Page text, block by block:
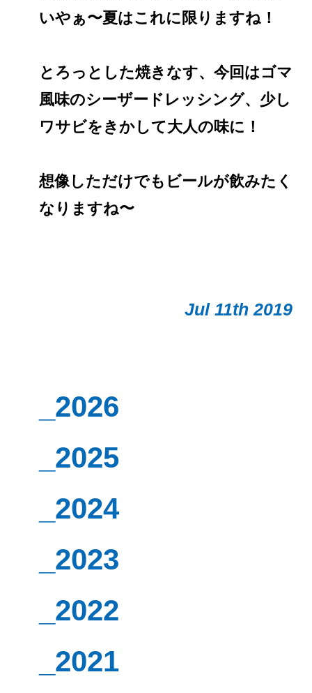
いやぁ〜夏はこれに限りますね！
とろっとした焼きなす、今回はゴマ
風味のシーザードレッシング、少し
ワサビをきかして大人の味に！
想像しただけでもビールが飲みたく
なりますね〜
Jul 11th 2019
_2026
_2025
_2024
_2023
_2022
_2021